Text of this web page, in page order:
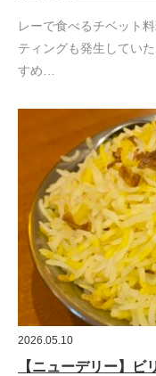
レーで食べるチベット
ティングも発生してい
すめ…
2026.05.10
【ニューデリー】